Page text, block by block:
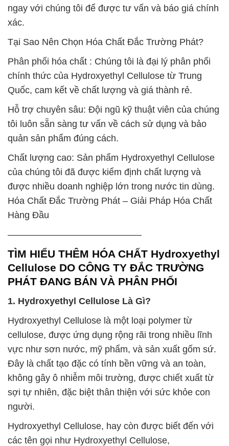
ngay với chúng tôi để được tư vấn và báo giá chính
xác.
Tại Sao Nên Chọn Hóa Chất Đắc Trường Phát?
Phân phối hóa chất : Chúng tôi là đại lý phân phối
chính thức của Hydroxyethyl Cellulose từ Trung
Quốc, cam kết về chất lượng và giá thành rẻ.
Hỗ trợ chuyên sâu: Đội ngũ kỹ thuật viên của chúng
tôi luôn sẵn sàng tư vấn về cách sử dụng và bảo
quản sản phẩm đúng cách.
Chất lượng cao: Sản phẩm Hydroxyethyl Cellulose
của chúng tôi đã được kiểm định chất lượng và
được nhiều doanh nghiệp lớn trong nước tin dùng.
Hóa Chất Đắc Trường Phát – Giải Pháp Hóa Chất
Hàng Đầu
——————————————–
TÌM HIỂU THÊM HÓA CHẤT Hydroxyethyl
Cellulose DO CÔNG TY ĐẮC TRƯỜNG
PHÁT ĐANG BÁN VÀ PHÂN PHỐI
1. Hydroxyethyl Cellulose Là Gì?
Hydroxyethyl Cellulose là một loại polymer từ
cellulose, được ứng dụng rộng rãi trong nhiều lĩnh
vực như sơn nước, mỹ phẩm, và sản xuất gốm sứ.
Đây là chất tạo đặc có tính bền vững và an toàn,
không gây ô nhiễm môi trường, được chiết xuất từ
sợi tự nhiên, đặc biệt thân thiện với sức khỏe con
người.
Hydroxyethyl Cellulose, hay còn được biết đến với
các tên gọi như Hydroxyethyl Cellulose,